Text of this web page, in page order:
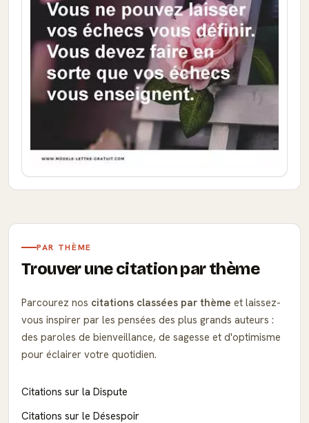
PAR THÈME
Trouver une citation par thème
Parcourez nos citations classées par thème et laissez-
vous inspirer par les pensées des plus grands auteurs :
des paroles de bienveillance, de sagesse et d'optimisme
pour éclairer votre quotidien.
Citations sur la Dispute
Citations sur le Désespoir